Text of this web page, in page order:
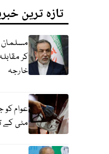
تازہ ترین
مسلمان
کر
خارجہ
عوام کو
مٹی کے